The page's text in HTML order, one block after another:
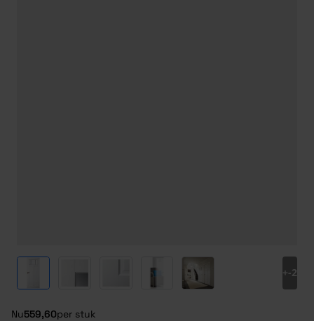
View larger imageView larger imageView larger image
+-2
Nu559,60per stuk